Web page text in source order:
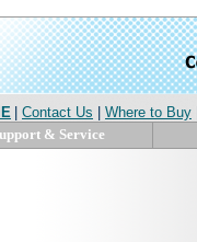
Contact Us Where to Buy
& Service